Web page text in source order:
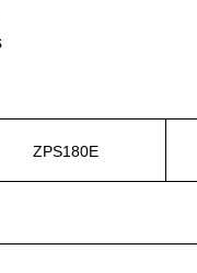
ZPS180E